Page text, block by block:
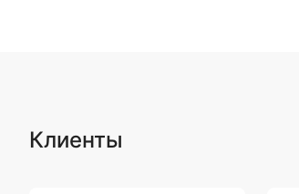
Клиенты